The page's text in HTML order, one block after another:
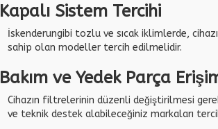
Kapalı Sistem Tercihi
İskenderungibi tozlu ve sıcak iklimlerde,
sahip olan modeller tercih edilmelidir.
Bakım ve Yedek Parça
Cihazın filtrelerinin düzenli değiştirilmesi
ve teknik destek alabileceğiniz markaları